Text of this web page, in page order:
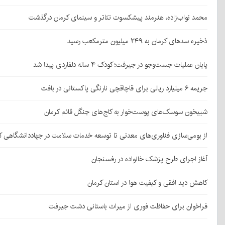
محمد نواب‌زاده، هنرمند پیشکسوت تئاتر و سینمای کرمان درگذشت
ذخیره سدهای کرمان به ۲۴۹ میلیون مترمکعب رسید
پایان عملیات جست‌وجو در جیرفت؛ کودک ۴ ساله دلفاردی پیدا شد
جریمه ۶ میلیارد ریالی برای قاچاقچی نارنگی پاکستانی در بافت
شبیخون سوسک‌های پوست‌خوار به کاج‌های جنگل قائم کرمان
از بومی‌سازی فناوری‌های معدنی تا توسعه خدمات سلامت در جهاددانشگاهی
آغاز اجرای طرح پزشک خانواده در رفسنجان
کاهش دید افقی و کیفیت هوا در استان کرمان
فراخوان برای حفاظت فوری از میراث باستانی دشت جیرفت